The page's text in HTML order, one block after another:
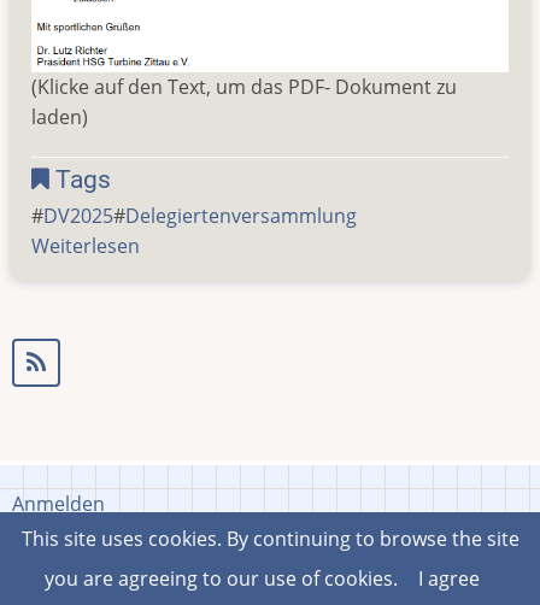
(Klicke auf den Text, um das PDF- Dokument zu
laden)
Tags
DV2025 Delegiertenversammlung
Weiterlesen
User
account
Anmelden
© 2023 HSG Turbine Zittau e.V., All rights reserved.
This site uses cookies. By continuing to browse the site
you are agreeing to our use of cookies.
I agree